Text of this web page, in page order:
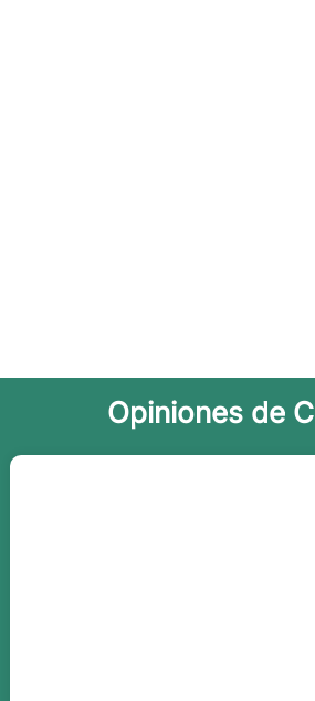
Opiniones de